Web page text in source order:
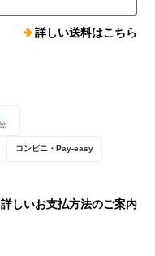
詳しい送料はこちら
コンビニ・Pay-easy
詳しいお支払方法のご案内